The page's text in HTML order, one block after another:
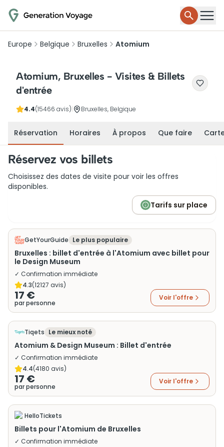
Europe Belgique Bruxelles Atomium
Atomium, Bruxelles - Visites & Billets
d'entrée
4.4(15466 avis) Bruxelles, Belgique
Réservation Horaires À propos Que faire
Réservez vos billets
Choisissez des dates de visite pour voir les offres
disponibles.
Tarifs sur place
GetYourGuide Le plus populaire
Bruxelles : billet d'entrée à l'Atomium avec billet pour
le Design Museum
✓ Confirmation immédiate
4.3(12127 avis)
17 €
par personne
Voir l'offre
Tiqets Le mieux noté
Atomium & Design Museum : Billet d'entrée
✓ Confirmation immédiate
4.4(4180 avis)
17 €
par personne
Voir l'offre
HelloTickets
Billets pour l'Atomium de Bruxelles
✓ Confirmation immédiate